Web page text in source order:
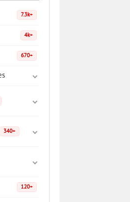
7.3k+
4k+
670+
340+
120+